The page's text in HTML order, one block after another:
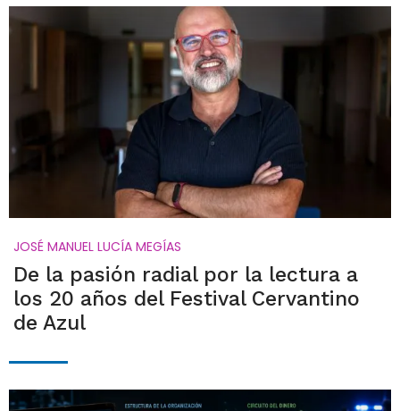
JOSÉ MANUEL LUCÍA MEGÍAS
De la pasión radial por la lectura a
los 20 años del Festival Cervantino
de Azul